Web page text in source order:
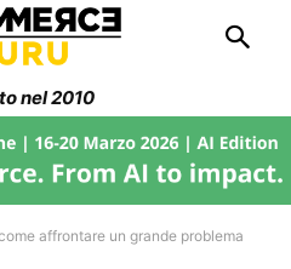
nel 2010
affrontare un grande problema